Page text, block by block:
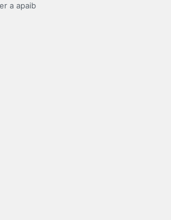
a apaib